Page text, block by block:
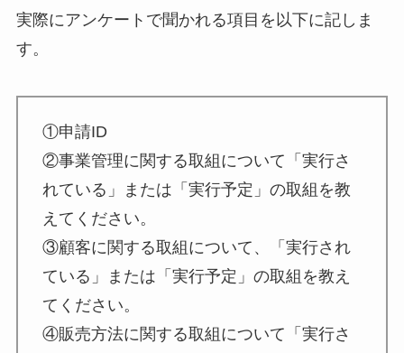
実際にアンケートで聞かれる項目を以下に記しま
す。
①申請ID
②事業管理に関する取組について「実行さ
れている」または「実行予定」の取組を教
えてください。
③顧客に関する取組について、「実行され
ている」または「実行予定」の取組を教え
てください。
④販売方法に関する取組について「実行さ